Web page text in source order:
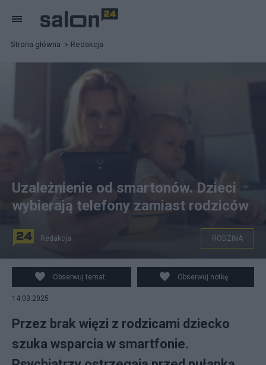
Strona główna Redakcja
Uzależnienie od smartonów. Dzieci
wybierają telefony zamiast rodziców
Redakcja RODZINA
Obserwuj temat Obserwuj notkę
14.03.2025
Przez brak więzi z rodzicami dziecko
szuka wsparcia w smartfonie.